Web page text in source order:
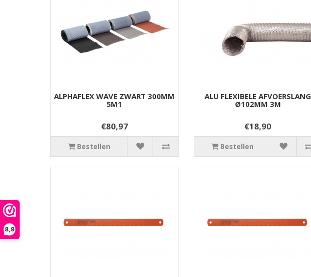
8,9
ALPHAFLEX WAVE ZWART 300MM
5M1
€80,97
Bestellen
ALU FLEXIBELE AFVOERSLANG
Ø102MM 3M
€18,90
Bestellen